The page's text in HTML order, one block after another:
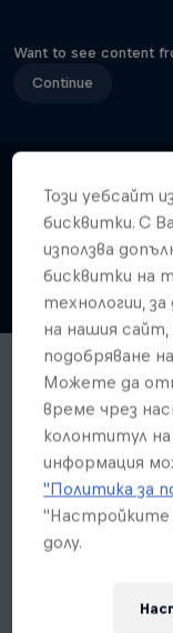
Want to see content
Continue
Този уебсайт
бисквитки. С
използва
бисквитки на
технологии,
на нашия сайт,
подобряване
Можете да
време чрез
колонтитул
информация
"Политика за
"Настройките
долу.